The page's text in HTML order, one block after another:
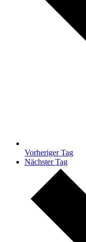
Vorheriger Tag
Nächster Tag